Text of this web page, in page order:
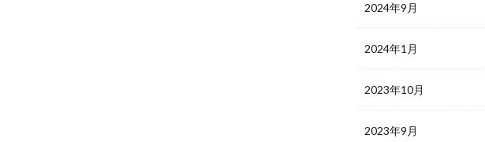
2024年9月
2024年1月
2023年10月
2023年9月